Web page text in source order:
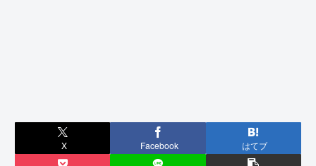
X Facebook はてブ